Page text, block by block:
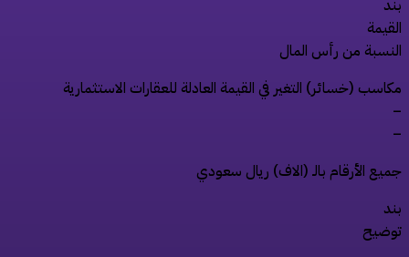
من رأس المال
(خسائر) التغير في القيمة العادلة للعقارات الاستثمارية
الأرقام بالـ (الاف) ريال سعودي